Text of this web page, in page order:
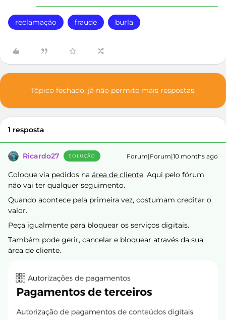
reclamação fraude burla
Tópico fechado, já não permite mais respostas.
1 resposta
Ricardo27 SOLUÇÃO Forum|Forum|10 months ago
Coloque via pedidos na área de cliente. Aqui pelo fórum
não vai ter qualquer seguimento.
Quando acontece pela primeira vez, costumam creditar o
valor.
Peça igualmente para bloquear os serviços digitais.
Também pode gerir, cancelar e bloquear através da sua
área de cliente.